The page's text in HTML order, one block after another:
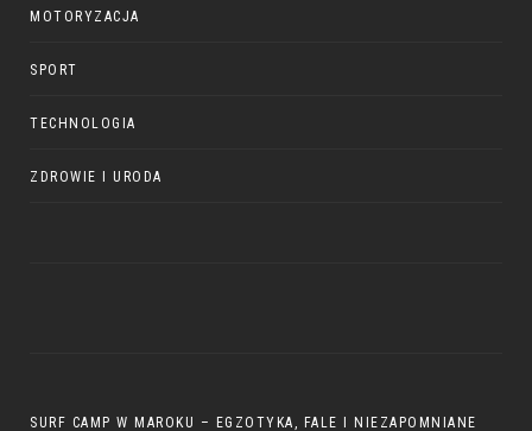
MOTORYZACJA
SPORT
TECHNOLOGIA
ZDROWIE I URODA
SURF CAMP W MAROKU – EGZOTYKA, FALE I NIEZAPOMNIANE